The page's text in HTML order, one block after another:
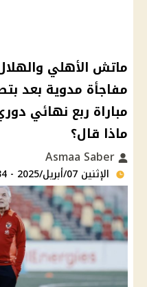
ماتش الأهلي
مفاجأة مدوية بعد
مباراة ربع نهائي
ماذا قال؟
الإثنين 07/أبريل/2025 - 11:34 م